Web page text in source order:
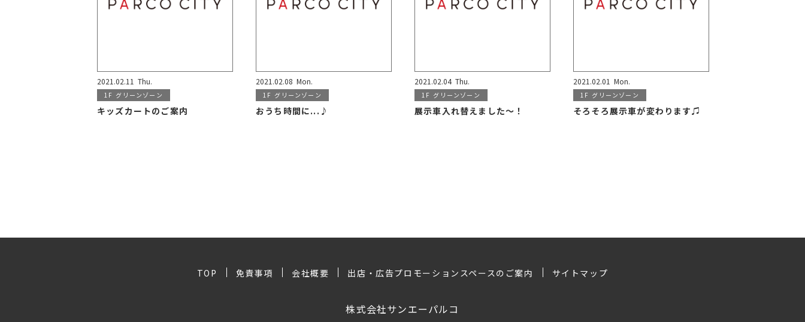
2021.02.11 Thu.
1F グリーンゾーン
キッズカートのご案内
2021.02.08 Mon.
1F グリーンゾーン
おうち時間に...♪
2021.02.04 Thu.
1F グリーンゾーン
展示車入れ替えました〜！
2021.02.01 Mon.
1F グリーンゾーン
そろそろ展示車が変わります♫
TOP 免責事項 会社概要 出店・広告プロモーションスペースのご案内 サイトマップ
株式会社サンエーパルコ